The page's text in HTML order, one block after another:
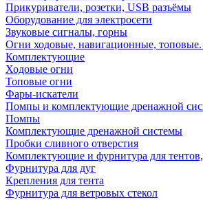
Прикуриватели, розетки, USB разъёмы
Оборудование для электросети
Звуковые сигналы, горны
Огни ходовые, навигационные,
Комплектующие
Ходовые огни
Топовые огни
Фары-искатели
Помпы и комплектующие дренажной
Помпы
Комплектующие дренажной системы
Пробки сливного отверстия
Комплектующие и фурнитура для тентов,
Фурнитура для дуг
Крепления для тента
Фурнитура для ветровых стекол